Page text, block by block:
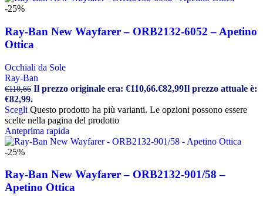
-25%
Ray-Ban New Wayfarer – ORB2132-6052 – Apetino
Ottica
Occhiali da Sole
Ray-Ban
€110,66 Il prezzo originale era: €110,66.€82,99Il prezzo attuale è:
€82,99.
Scegli Questo prodotto ha più varianti. Le opzioni possono essere
scelte nella pagina del prodotto
Anteprima rapida
-25%
Ray-Ban New Wayfarer – ORB2132-901/58 –
Apetino Ottica